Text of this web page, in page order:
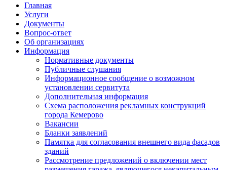
Главная
Услуги
Документы
Вопрос-ответ
Об организациях
Информация
Нормативные документы
Публичные слушания
Информационное сообщение о возможном
установлении сервитута
Дополнительная информация
Схема расположения рекламных конструкций
города Кемерово
Вакансии
Бланки заявлений
Памятка для согласования внешнего вида фасадов
зданий
Рассмотрение предложений о включении мест